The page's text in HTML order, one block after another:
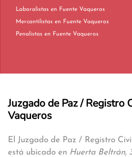
Laboralistas en Fuente Vaqueros
Mercantilistas en Fuente Vaqueros
Penalistas en Fuente Vaqueros
Juzgado de Paz / Registro
Vaqueros
El Juzgado de Paz / Registro
está ubicado en Huerta Beltrán,